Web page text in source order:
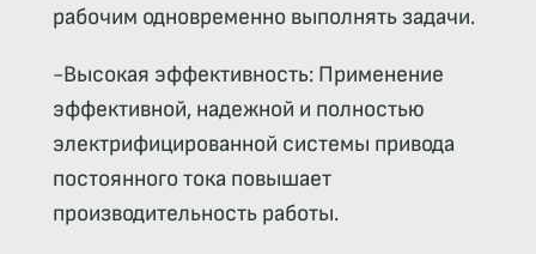
рабочим одновременно выполнять задачи.
-Высокая эффективность: Применение
эффективной, надежной и полностью
электрифицированной системы привода
постоянного тока повышает
производительность работы.